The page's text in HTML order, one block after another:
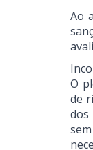
Ao
O
de
dos